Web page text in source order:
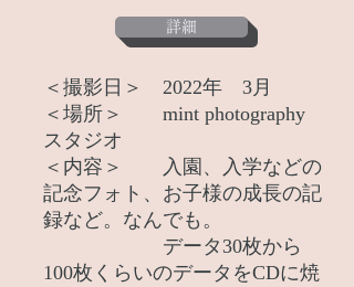
詳細
＜撮影日＞ 2022年 3月
＜場所＞ mint photography
スタジオ
＜内容＞ 入園、入学などの
記念フォト、お子様の成長の記
録など。なんでも。
データ30枚から
100枚くらいのデータをCDに焼